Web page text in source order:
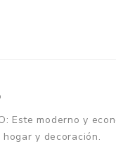
Este moderno y
y decoración.